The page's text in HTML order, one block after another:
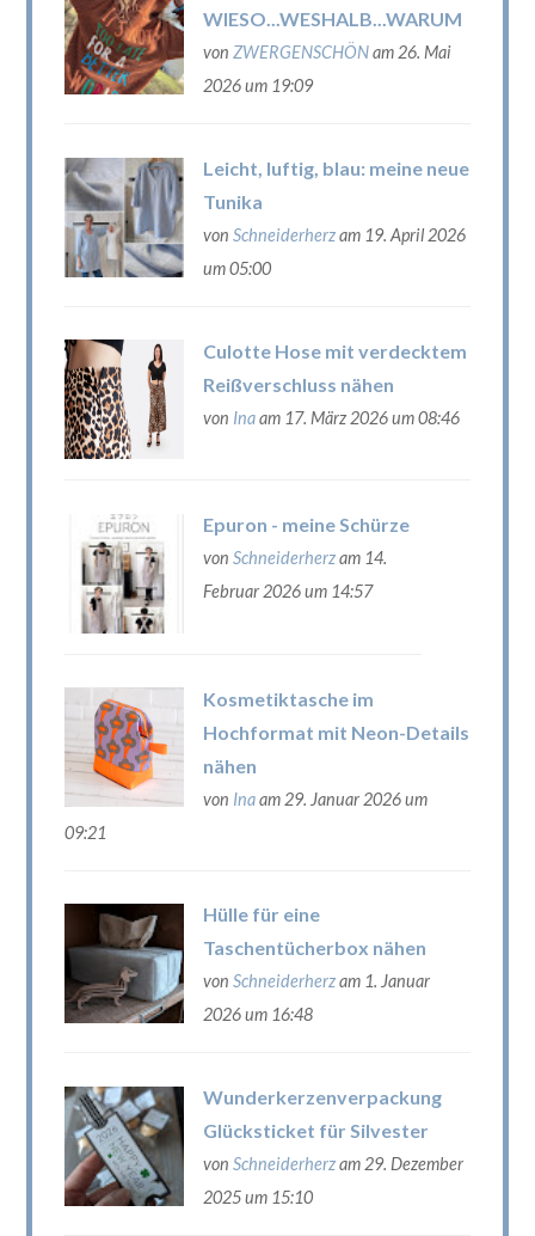
WIESO...WESHALB...WARUM
von ZWERGENSCHÖNam 26. Mai
2026 um 19:09
Leicht, luftig, blau: meine neue
Tunika
von Schneiderherzam 19. April 2026
um 05:00
Culotte Hose mit verdecktem
Reißverschluss nähen
von Inaam 17. März 2026 um 08:46
Epuron - meine Schürze
von Schneiderherzam 14.
Februar 2026 um 14:57
Kosmetiktasche im
Hochformat mit Neon-Details
nähen
von Inaam 29. Januar 2026 um
09:21
Hülle für eine
Taschentücherbox nähen
von Schneiderherzam 1. Januar
2026 um 16:48
Wunderkerzenverpackung
Glücksticket für Silvester
von Schneiderherzam 29. Dezember
2025 um 15:10